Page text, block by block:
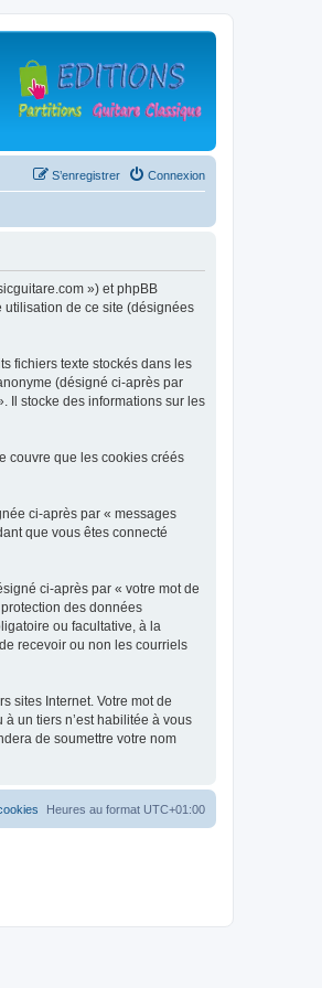
Connexion
S’enregistrer
») et phpBB
utilisation de ce site (désignées
fichiers texte stockés dans les
(désigné ci-après par
Il stocke des informations sur les
couvre que les cookies créés
ci-après par « messages
que vous êtes connecté
ci-après par « votre mot de
des données
ou facultative, à la
recevoir ou non les courriels
sites Internet. Votre mot de
un tiers n’est habilitée à vous
de soumettre votre nom
Heures au format UTC+01:00